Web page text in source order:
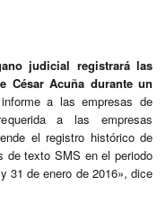
judicial registrará las
César Acuña durante un
a las empresas de
a las empresas
el registro histórico de
de texto SMS en el periodo
31 de enero de 2016», dice